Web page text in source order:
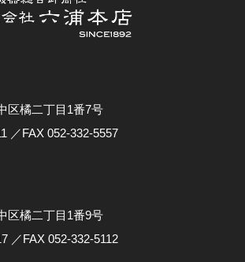
区橘⼆丁⽬1番7号
／FAX 052-332-5557
区橘二丁目1番9号
／FAX 052-332-5112